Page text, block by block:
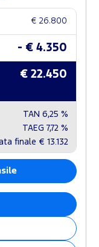
€ 26.800
- € 4.350
€ 22.450
TAN 6,25 %
TAEG 7,72 %
finale € 13.132